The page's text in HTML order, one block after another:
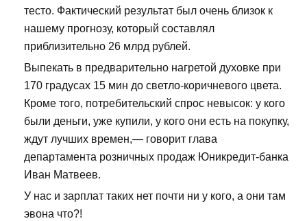
тесто. Фактический результат был очень близок к
нашему прогнозу, который составлял
приблизительно 26 млрд рублей.
Выпекать в предварительно нагретой духовке при
170 градусах 15 мин до светло-коричневого цвета.
Кроме того, потребительский спрос невысок: у кого
были деньги, уже купили, у кого они есть на покупку,
ждут лучших времен,— говорит глава
департамента розничных продаж Юникредит-банка
Иван Матвеев.
У нас и зарплат таких нет почти ни у кого, а они там
эвона что?!